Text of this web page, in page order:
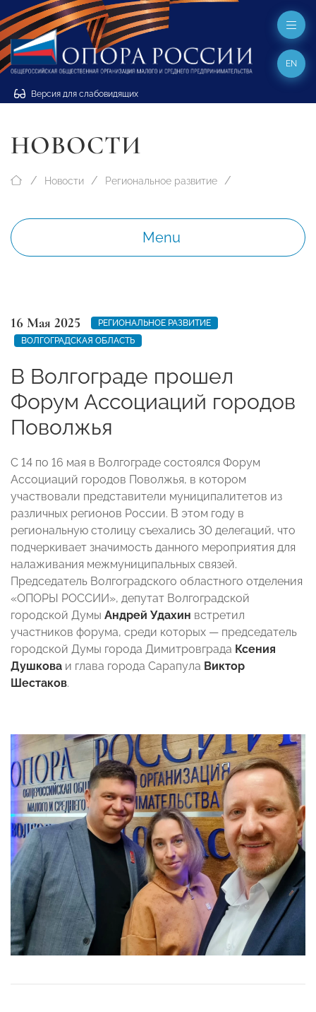
Версия для слабовидящих
EN
НОВОСТИ
Новости Региональное развитие
Menu
16 Мая 2025
РЕГИОНАЛЬНОЕ РАЗВИТИЕ
ВОЛГОГРАДСКАЯ ОБЛАСТЬ
В Волгограде прошел
Форум Ассоциаций городов
Поволжья
С 14 по 16 мая в Волгограде состоялся Форум
Ассоциаций городов Поволжья, в котором
участвовали представители муниципалитетов из
различных регионов России. В этом году в
региональную столицу съехались 30 делегаций, что
подчеркивает значимость данного мероприятия для
налаживания межмуниципальных связей.
Председатель Волгоградского областного отделения
«ОПОРЫ РОССИИ», депутат Волгоградской
городской Думы Андрей Удахин встретил
участников форума, среди которых — председатель
городской Думы города Димитровграда Ксения
Душкова и глава города Сарапула Виктор
Шестаков.